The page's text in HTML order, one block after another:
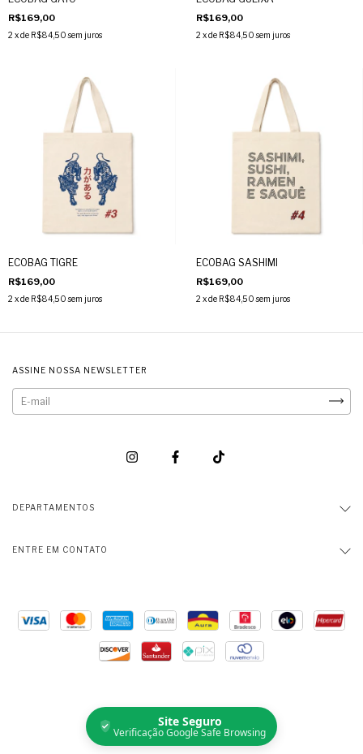
R$169,00
2 x de R$84,50 sem juros
R$169,00
2 x de R$84,50 sem juros
ECOBAG TIGRE
R$169,00
2 x de R$84,50 sem juros
ECOBAG SASHIMI
R$169,00
2 x de R$84,50 sem juros
ASSINE NOSSA NEWSLETTER
DEPARTAMENTOS
ENTRE EM CONTATO
Site Seguro
Verificação Google Safe Browsing